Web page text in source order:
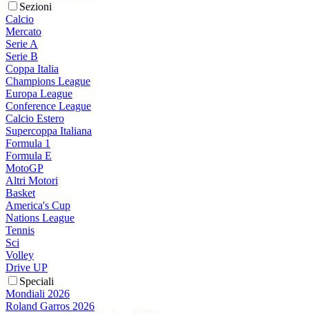
Sezioni
Calcio
Mercato
Serie A
Serie B
Coppa Italia
Champions League
Europa League
Conference League
Calcio Estero
Supercoppa Italiana
Formula 1
Formula E
MotoGP
Altri Motori
Basket
America's Cup
Nations League
Tennis
Sci
Volley
Drive UP
Speciali
Mondiali 2026
Roland Garros 2026